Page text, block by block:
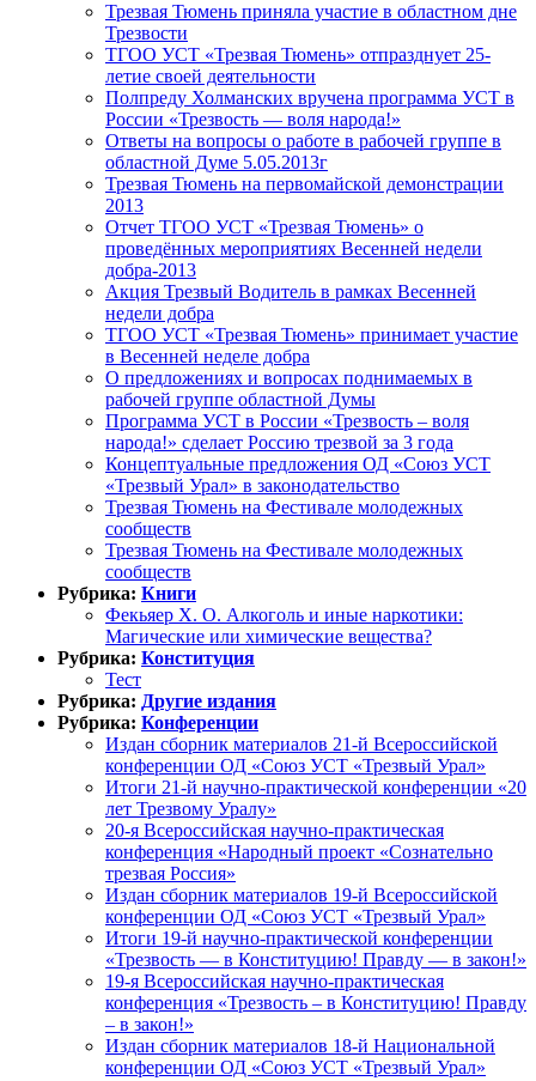
Трезвая Тюмень приняла участие в областном дне
Трезвости
ТГОО УСТ «Трезвая Тюмень» отпразднует 25-
летие своей деятельности
Полпреду Холманских вручена программа УСТ в
России «Трезвость — воля народа!»
Ответы на вопросы о работе в рабочей группе в
областной Думе 5.05.2013г
Трезвая Тюмень на первомайской демонстрации
2013
Отчет ТГОО УСТ «Трезвая Тюмень» о
проведённых мероприятиях Весенней недели
добра-2013
Акция Трезвый Водитель в рамках Весенней
недели добра
ТГОО УСТ «Трезвая Тюмень» принимает участие
в Весенней неделе добра
О предложениях и вопросах поднимаемых в
рабочей группе областной Думы
Программа УСТ в России «Трезвость – воля
народа!» сделает Россию трезвой за 3 года
Концептуальные предложения ОД «Союз УСТ
«Трезвый Урал» в законодательство
Трезвая Тюмень на Фестивале молодежных
сообществ
Трезвая Тюмень на Фестивале молодежных
сообществ
Рубрика: Книги
Фекьяер Х. О. Алкоголь и иные наркотики:
Магические или химические вещества?
Рубрика: Конституция
Тест
Рубрика: Другие издания
Рубрика: Конференции
Издан сборник материалов 21-й Всероссийской
конференции ОД «Союз УСТ «Трезвый Урал»
Итоги 21-й научно-практической конференции «20
лет Трезвому Уралу»
20-я Всероссийская научно-практическая
конференция «Народный проект «Сознательно
трезвая Россия»
Издан сборник материалов 19-й Всероссийской
конференции ОД «Союз УСТ «Трезвый Урал»
Итоги 19-й научно-практической конференции
«Трезвость — в Конституцию! Правду — в закон!»
19-я Всероссийская научно-практическая
конференция «Трезвость – в Конституцию! Правду
– в закон!»
Издан сборник материалов 18-й Национальной
конференции ОД «Союз УСТ «Трезвый Урал»